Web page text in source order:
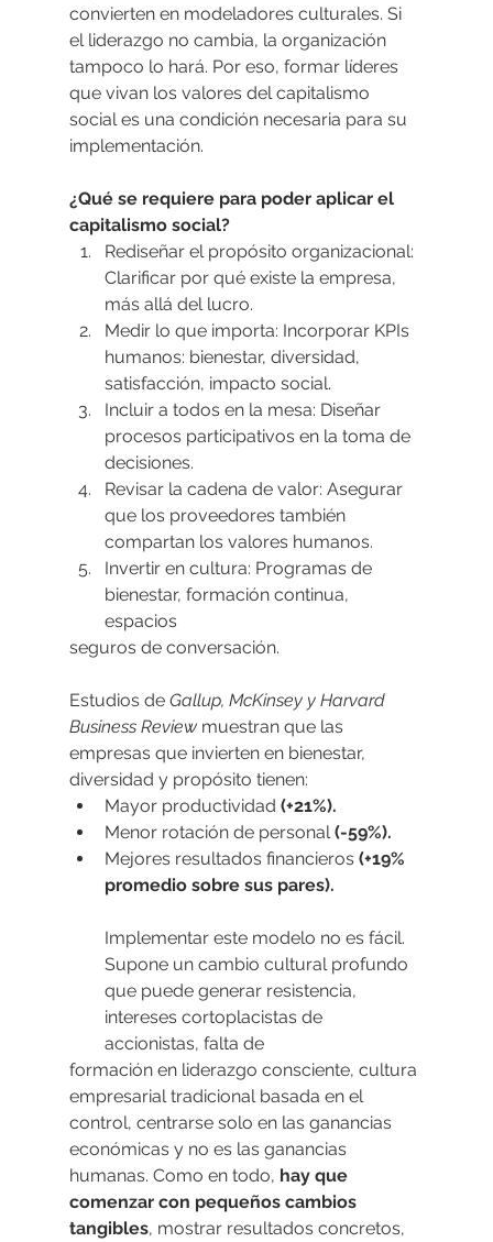
convierten en modeladores culturales. Si
el liderazgo no cambia, la organización
tampoco lo hará. Por eso, formar líderes
que vivan los valores del capitalismo
social es una condición necesaria para su
implementación.
¿Qué se requiere para poder aplicar el
capitalismo social?
Rediseñar el propósito organizacional:
Clarificar por qué existe la empresa,
más allá del lucro.
Medir lo que importa: Incorporar KPIs
humanos: bienestar, diversidad,
satisfacción, impacto social.
Incluir a todos en la mesa: Diseñar
procesos participativos en la toma de
decisiones.
Revisar la cadena de valor: Asegurar
que los proveedores también
compartan los valores humanos.
Invertir en cultura: Programas de
bienestar, formación continua,
espacios
seguros de conversación.
Estudios de Gallup, McKinsey y Harvard
Business Review muestran que las
empresas que invierten en bienestar,
diversidad y propósito tienen:
Mayor productividad (+21%).
Menor rotación de personal (-59%).
Mejores resultados financieros (+19%
promedio sobre sus pares).
Implementar este modelo no es fácil.
Supone un cambio cultural profundo
que puede generar resistencia,
intereses cortoplacistas de
accionistas, falta de
formación en liderazgo consciente, cultura
empresarial tradicional basada en el
control, centrarse solo en las ganancias
económicas y no es las ganancias
humanas. Como en todo, hay que
comenzar con pequeños cambios
tangibles, mostrar resultados concretos,